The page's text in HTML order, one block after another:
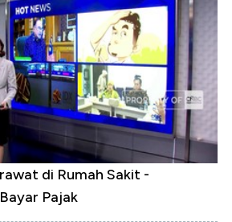
di Rumah Sakit -
Pajak